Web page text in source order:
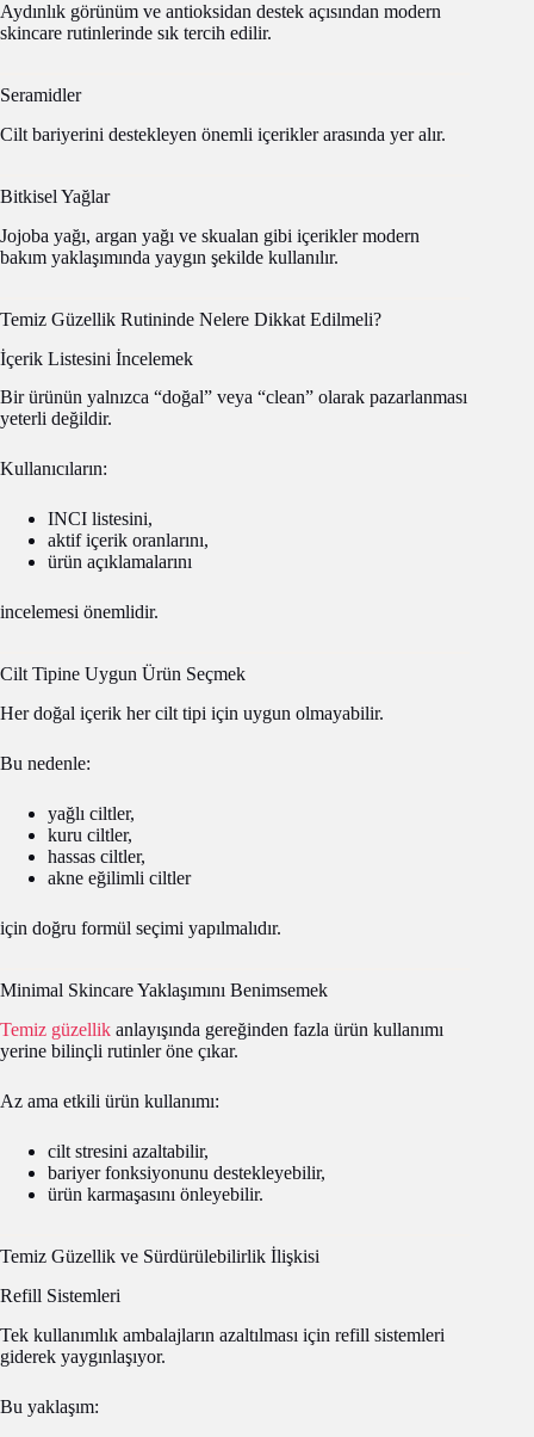
Aydınlık görünüm ve antioksidan destek açısından modern
skincare rutinlerinde sık tercih edilir.
Seramidler
Cilt bariyerini destekleyen önemli içerikler arasında yer alır.
Bitkisel Yağlar
Jojoba yağı, argan yağı ve skualan gibi içerikler modern
bakım yaklaşımında yaygın şekilde kullanılır.
Temiz Güzellik Rutininde Nelere Dikkat Edilmeli?
İçerik Listesini İncelemek
Bir ürünün yalnızca “doğal” veya “clean” olarak pazarlanması
yeterli değildir.
Kullanıcıların:
INCI listesini,
aktif içerik oranlarını,
ürün açıklamalarını
incelemesi önemlidir.
Cilt Tipine Uygun Ürün Seçmek
Her doğal içerik her cilt tipi için uygun olmayabilir.
Bu nedenle:
yağlı ciltler,
kuru ciltler,
hassas ciltler,
akne eğilimli ciltler
için doğru formül seçimi yapılmalıdır.
Minimal Skincare Yaklaşımını Benimsemek
Temiz güzellik anlayışında gereğinden fazla ürün kullanımı
yerine bilinçli rutinler öne çıkar.
Az ama etkili ürün kullanımı:
cilt stresini azaltabilir,
bariyer fonksiyonunu destekleyebilir,
ürün karmaşasını önleyebilir.
Temiz Güzellik ve Sürdürülebilirlik İlişkisi
Refill Sistemleri
Tek kullanımlık ambalajların azaltılması için refill sistemleri
giderek yaygınlaşıyor.
Bu yaklaşım: